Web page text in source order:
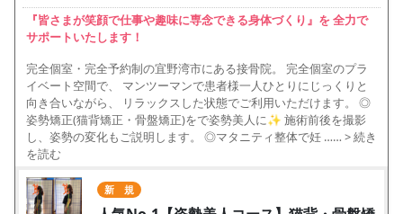
『皆さまが笑顔で仕事や趣味に専念できる身体づくり』を 全力で
サポートいたします！
完全個室・完全予約制の宜野湾市にある接骨院。 完全個室のプラ
イベート空間で、 マンツーマンで患者様一人ひとりにじっくりと
向き合いながら、 リラックスした状態でご利用いただけます。 ◎
姿勢矯正(猫背矯正・骨盤矯正)をで姿勢美人に✨ 施術前後を撮影
し、姿勢の変化もご説明します。 ◎マタニティ整体で妊 …… > 続き
を読む
新 規